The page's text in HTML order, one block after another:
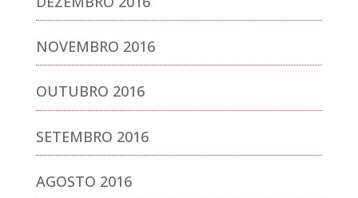
NOVEMBRO 2016
OUTUBRO 2016
SETEMBRO 2016
AGOSTO 2016